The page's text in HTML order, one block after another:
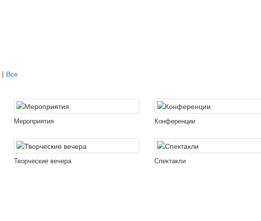
| Все
Мероприятия Конференции
Творческие вечера Спектакли